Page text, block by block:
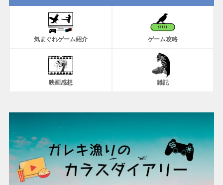
気まぐれゲーム紹介 ゲーム攻略
映画感想 雑記